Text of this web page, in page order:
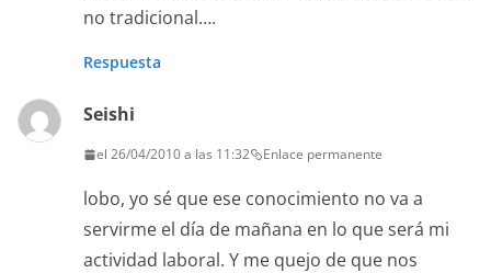
no tradicional….
Respuesta
Seishi
el 26/04/2010 a las 11:32 Enlace permanente
lobo, yo sé que ese conocimiento no va a
servirme el día de mañana en lo que será mi
actividad laboral. Y me quejo de que nos